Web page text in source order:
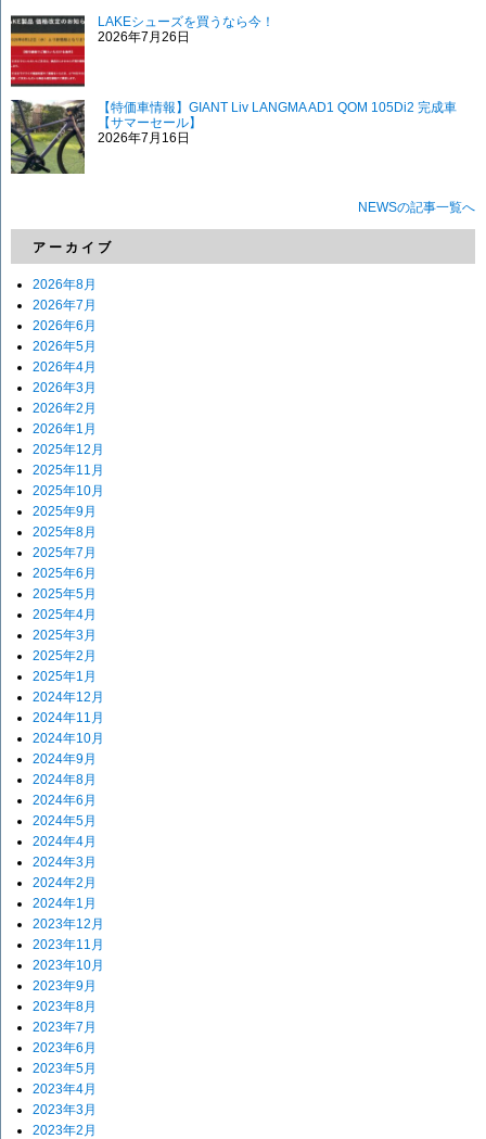
LAKEシューズを買うなら今！
2026年7月26日
【特価車情報】GIANT Liv LANGMA AD1 QOM 105Di2 完成車
【サマーセール】
2026年7月16日
NEWSの記事一覧へ
アーカイブ
2026年8月
2026年7月
2026年6月
2026年5月
2026年4月
2026年3月
2026年2月
2026年1月
2025年12月
2025年11月
2025年10月
2025年9月
2025年8月
2025年7月
2025年6月
2025年5月
2025年4月
2025年3月
2025年2月
2025年1月
2024年12月
2024年11月
2024年10月
2024年9月
2024年8月
2024年6月
2024年5月
2024年4月
2024年3月
2024年2月
2024年1月
2023年12月
2023年11月
2023年10月
2023年9月
2023年8月
2023年7月
2023年6月
2023年5月
2023年4月
2023年3月
2023年2月